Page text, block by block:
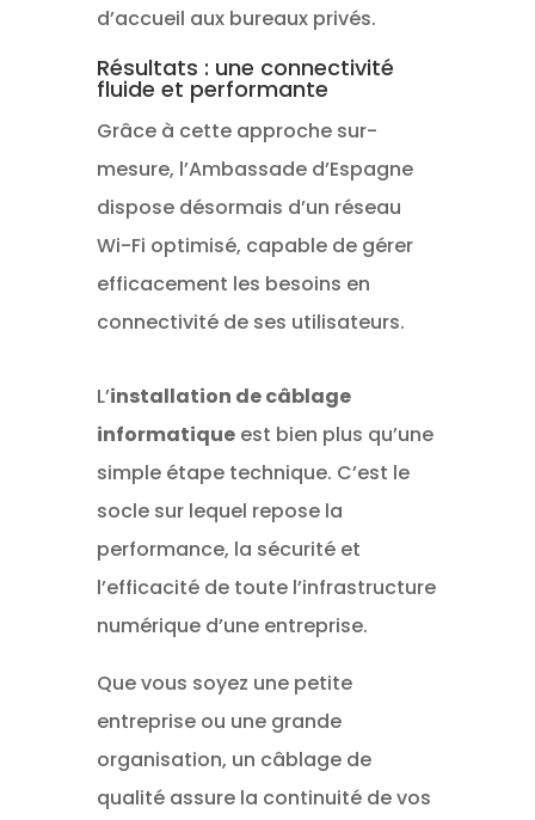
d’accueil aux bureaux privés.
Résultats : une connectivité
fluide et performante
Grâce à cette approche sur-
mesure, l’Ambassade d’Espagne
dispose désormais d’un réseau
Wi-Fi optimisé, capable de gérer
efficacement les besoins en
connectivité de ses utilisateurs.
L’installation de câblage
informatiqueest bien plus qu’une
simple étape technique. C’est le
socle sur lequel repose la
performance, la sécurité et
l’efficacité de toute l’infrastructure
numérique d’une entreprise.
Que vous soyez une petite
entreprise ou une grande
organisation, un câblage de
qualité assure la continuité de vos